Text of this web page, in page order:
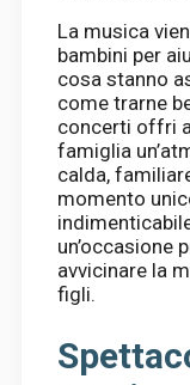
La musica
bambini per
cosa stanno
come trarne
concerti offri
famiglia
calda,
momento
un’occasione
avvicinare la
figli.